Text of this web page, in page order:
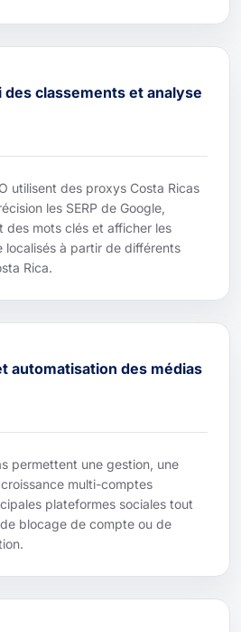
des classements et analyse
utilisent des proxys Costa Ricas
les SERP de Google,
des mots clés et afficher les
localisés à partir de différents
Rica.
automatisation des médias
permettent une gestion, une
multi-comptes
plateformes sociales tout
blocage de compte ou de